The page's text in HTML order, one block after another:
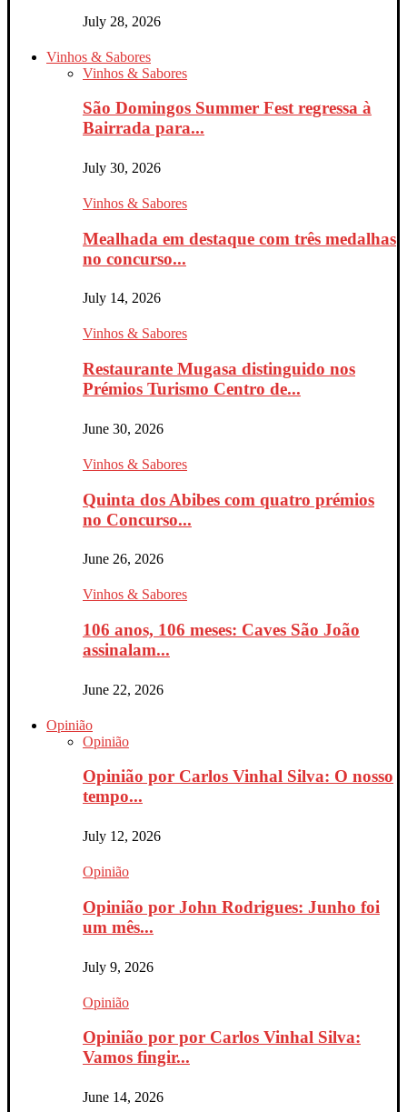
July 28, 2026
Vinhos & Sabores
Vinhos & Sabores
São Domingos Summer Fest regressa à
Bairrada para...
July 30, 2026
Vinhos & Sabores
Mealhada em destaque com três medalhas
no concurso...
July 14, 2026
Vinhos & Sabores
Restaurante Mugasa distinguido nos
Prémios Turismo Centro de...
June 30, 2026
Vinhos & Sabores
Quinta dos Abibes com quatro prémios
no Concurso...
June 26, 2026
Vinhos & Sabores
106 anos, 106 meses: Caves São João
assinalam...
June 22, 2026
Opinião
Opinião
Opinião por Carlos Vinhal Silva: O nosso
tempo...
July 12, 2026
Opinião
Opinião por John Rodrigues: Junho foi
um mês...
July 9, 2026
Opinião
Opinião por por Carlos Vinhal Silva:
Vamos fingir...
June 14, 2026